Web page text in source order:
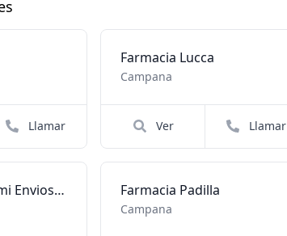
Llamar
Farmacia Lucca
Campana
Ver Llamar
Farmacias Caimmi Envios a Domicilio Farmacia Padilla
Campana